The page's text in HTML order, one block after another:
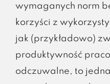
wymaganych norm
korzyści z
jak (przykładowo)
produktywność
odczuwalne, to